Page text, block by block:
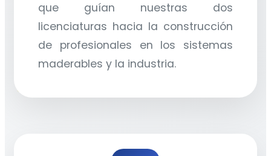
que guían nuestras dos
licenciaturas hacia la construcción
de profesionales en los sistemas
maderables y la industria.